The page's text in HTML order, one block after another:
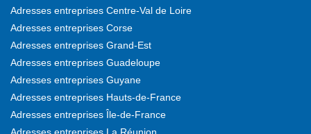
Adresses entreprises Centre-Val de Loire
Adresses entreprises Corse
Adresses entreprises Grand-Est
Adresses entreprises Guadeloupe
Adresses entreprises Guyane
Adresses entreprises Hauts-de-France
Adresses entreprises Île-de-France